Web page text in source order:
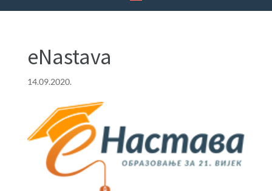
eNastava
14.09.2020.